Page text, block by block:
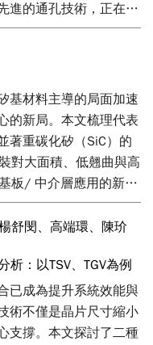
進的通孔技術，正在改
貿易衝突和供應鏈的不
鍵詞。本文將涵蓋上
發展趨勢、供應鏈整
的機會與挑戰。透過對
提供相關趨勢發展的看
基材料主導的局面加速
的新局。本文梳理代表
著重碳化矽（SiC）的
對大面積、低翹曲與高
板/ 中介層應用的新契
低損耗的雷射改質分片
文最後將歸納化合物
本結構、可靠度與供
趨勢下的應用成長與產
舒閔、高端環、陳玠
析：以TSV、TGV為例
已成為提升系統效能與
術不僅是晶片尺寸縮小
支撐。本文探討了二種